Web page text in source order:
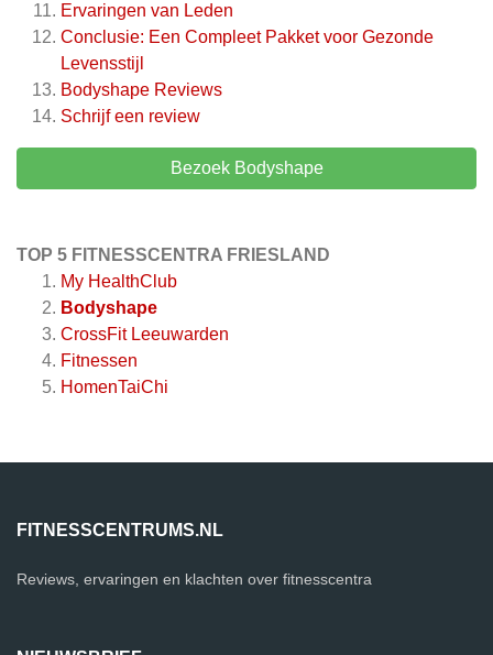
Ervaringen van Leden
Conclusie: Een Compleet Pakket voor Gezonde
Levensstijl
Bodyshape Reviews
Schrijf een review
Bezoek Bodyshape
TOP 5 FITNESSCENTRA FRIESLAND
My HealthClub
Bodyshape
CrossFit Leeuwarden
Fitnessen
HomenTaiChi
FITNESSCENTRUMS.NL
Reviews, ervaringen en klachten over fitnesscentra